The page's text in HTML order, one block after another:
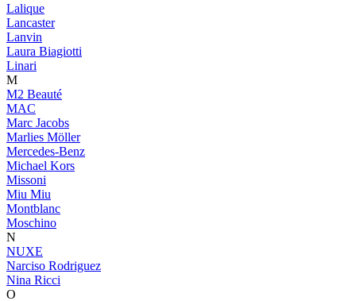
Lalique
Lancaster
Lanvin
Laura Biagiotti
Linari
M
M2 Beauté
MAC
Marc Jacobs
Marlies Möller
Mercedes-Benz
Michael Kors
Missoni
Miu Miu
Montblanc
Moschino
N
NUXE
Narciso Rodriguez
Nina Ricci
O